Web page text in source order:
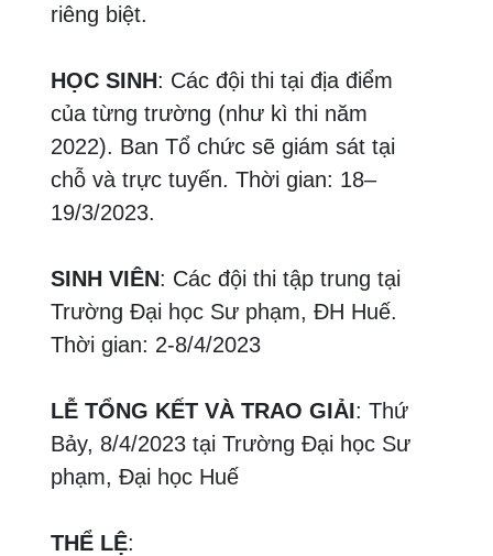
riêng biệt.
HỌC SINH: Các đội thi tại địa điểm
của từng trường (như kì thi năm
2022). Ban Tổ chức sẽ giám sát tại
chỗ và trực tuyến. Thời gian: 18–
19/3/2023.
SINH VIÊN: Các đội thi tập trung tại
Trường Đại học Sư phạm, ĐH Huế.
Thời gian: 2-8/4/2023
LỄ TỔNG KẾT VÀ TRAO GIẢI: Thứ
Bảy, 8/4/2023 tại Trường Đại học Sư
phạm, Đại học Huế
THỂ LỆ: